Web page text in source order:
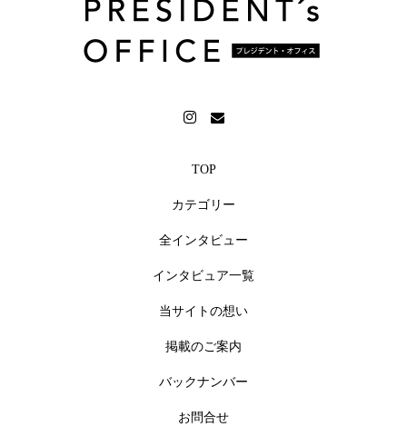
TOP
カテゴリー
全インタビュー
インタビュア一覧
当サイトの想い
掲載のご案内
バックナンバー
お問合せ